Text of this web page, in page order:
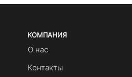
КОМПАНИЯ
О нас
Контакты